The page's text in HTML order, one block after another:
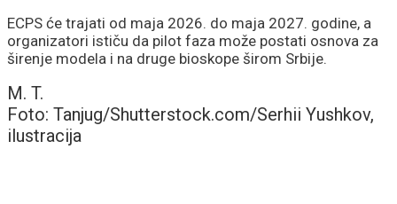
ECPS će trajati od maja 2026. do maja 2027. godine, a
organizatori ističu da pilot faza može postati osnova za
širenje modela i na druge bioskope širom Srbije.
M. T.
Foto: Tanjug/Shutterstock.com/Serhii Yushkov,
ilustracija